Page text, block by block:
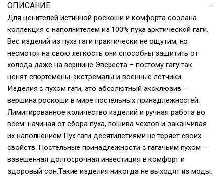
ОПИСАНИЕ
Для ценителей истинной роскоши и комфорта создана
коллекция с наполнителем из 100% пуха арктической гаги.
Вес изделий из пуха гаги практически не ощутим, но
несмотря на свою легкость они способны защитить от
холода даже на вершине Эвереста – поэтому гагу так
ценят спортсмены-экстремалы и военные летчики.
Изделия с пухом гаги, это абсолютный эксклюзив –
вершина роскоши в мире постельных принадлежностей.
Лимитированное количество изделий и ручная работа во
всем: начиная от сбора пуха, пошива чехлов и заканчивая
их наполнением.Пух гаги десятилетиями не теряет своих
свойств. Постельные принадлежности с гагачьим пухом –
взвешенная долгосрочная инвестиция в комфорт и
здоровый сон.Такие изделия никогда не выходят из моды.